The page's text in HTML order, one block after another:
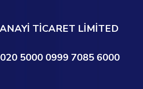
TİCARET LİMİTED
5000 0999 7085 6000